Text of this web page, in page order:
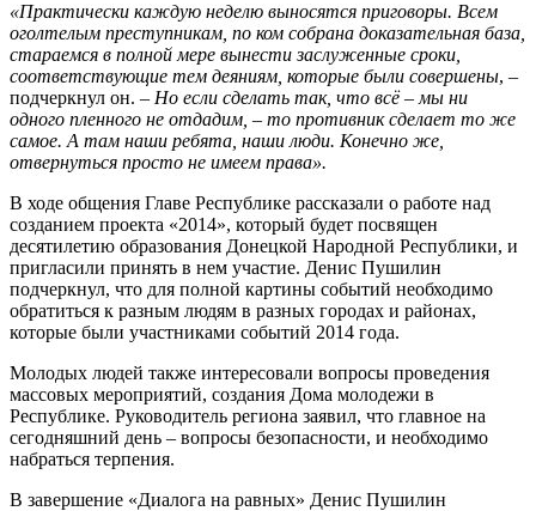
«Практически каждую неделю выносятся приговоры. Всем
оголтелым преступникам, по ком собрана доказательная база,
стараемся в полной мере вынести заслуженные сроки,
соответствующие тем деяниям, которые были совершены, –
подчеркнул он. – Но если сделать так, что всё – мы ни
одного пленного не отдадим, – то противник сделает то же
самое. А там наши ребята, наши люди. Конечно же,
отвернуться просто не имеем права».
В ходе общения Главе Республике рассказали о работе над
созданием проекта «2014», который будет посвящен
десятилетию образования Донецкой Народной Республики, и
пригласили принять в нем участие. Денис Пушилин
подчеркнул, что для полной картины событий необходимо
обратиться к разным людям в разных городах и районах,
которые были участниками событий 2014 года.
Молодых людей также интересовали вопросы проведения
массовых мероприятий, создания Дома молодежи в
Республике. Руководитель региона заявил, что главное на
сегодняшний день – вопросы безопасности, и необходимо
набраться терпения.
В завершение «Диалога на равных» Денис Пушилин